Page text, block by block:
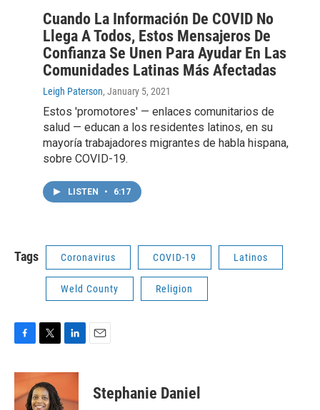
Cuando La Información De COVID No
Llega A Todos, Estos Mensajeros De
Confianza Se Unen Para Ayudar En Las
Comunidades Latinas Más Afectadas
Leigh Paterson, January 5, 2021
Estos 'promotores' — enlaces comunitarios de
salud — educan a los residentes latinos, en su
mayoría trabajadores migrantes de habla hispana,
sobre COVID-19.
LISTEN • 6:17
Tags Coronavirus COVID-19 Latinos
Weld County Religion
c
e
b
i
t
t
n
e
Stephanie Daniel